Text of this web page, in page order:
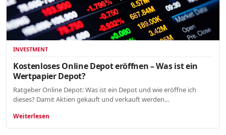
INVESTMENT
Kostenloses Online Depot eröffnen – Was ist ein
Wertpapier Depot?
Ratgeber Online Depot: Was ist ein Depot und wie eröffne ich
dieses? Damit Aktien gekauft und verkauft werden…
Weiterlesen